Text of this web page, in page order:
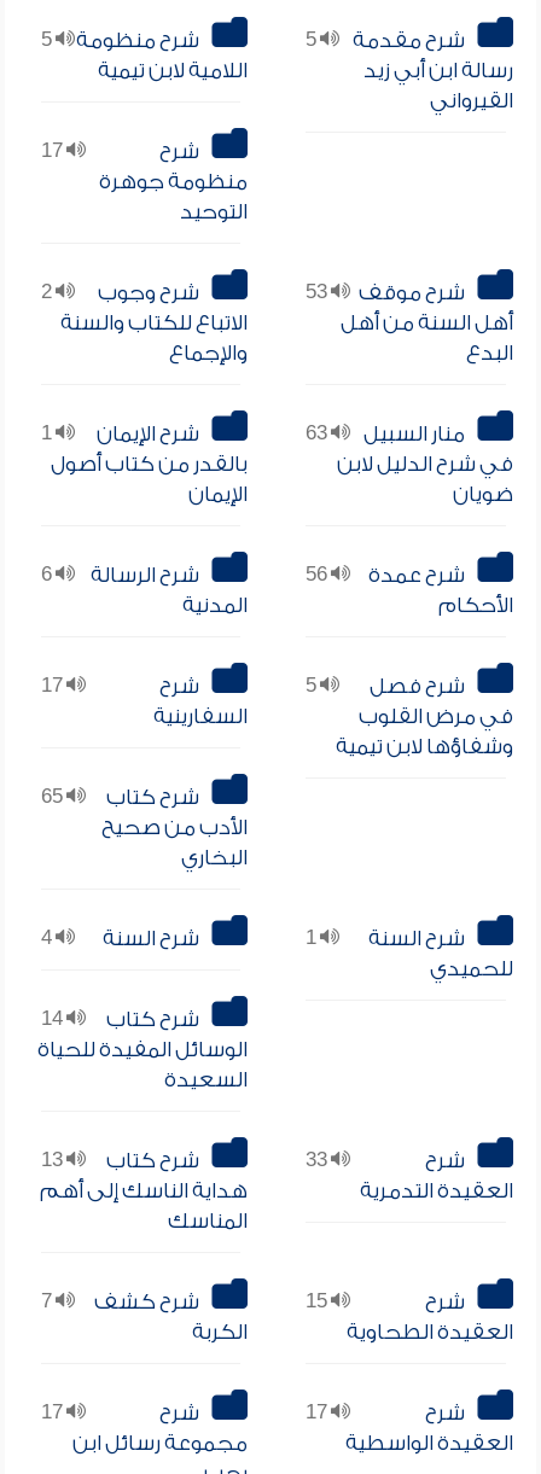
5
شرح مقدمة
رسالة ابن أبي زيد
القيرواني
5
شرح منظومة
اللامية لابن تيمية
17
شرح
منظومة جوهرة
التوحيد
53
شرح موقف
أهل السنة من أهل
البدع
2
شرح وجوب
الاتباع للكتاب والسنة
والإجماع
63
منار السبيل
في شرح الدليل لابن
ضويان
1
شرح الإيمان
بالقدر من كتاب أصول
الإيمان
56
شرح عمدة
الأحكام
6
شرح الرسالة
المدنية
5
شرح فصل
في مرض القلوب
وشفاؤها لابن تيمية
17
شرح
السفارينية
65
شرح كتاب
الأدب من صحيح
البخاري
1
شرح السنة
للحميدي
4 شرح السنة
14
شرح كتاب
الوسائل المفيدة للحياة
السعيدة
33
شرح
العقيدة التدمرية
13
شرح كتاب
هداية الناسك إلى أهم
المناسك
15
شرح
العقيدة الطحاوية
7
شرح كشف
الكربة
17
شرح
العقيدة الواسطية
17
شرح
مجموعة رسائل ابن